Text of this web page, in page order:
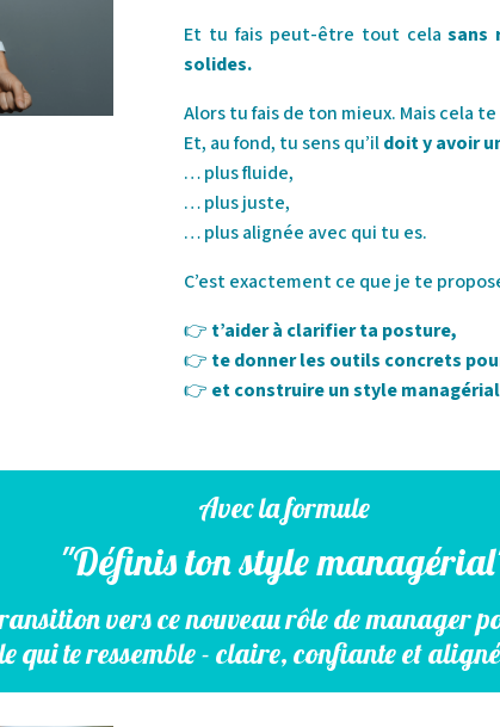
Et tu fais peut-être tout celasans
solides.
Alors tu fais de ton mieux. Mais cela
Et, au fond, tu sens qu’ildoit y avoir
… plus fluide,
… plus juste,
… plus alignée avec qui tu es.
C’est exactement ce que je te
👉 t’aider à clarifier ta posture,
👉 te donner les outils concrets
👉 et construire un style
Avec la formule
"Définis ton style
vers ce nouveau rôle de manager
qui te ressemble - claire, confiante et